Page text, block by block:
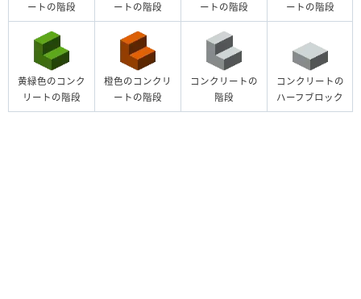
ートの階段
ートの階段
ートの階段
ートの階段
黄緑色のコンク
リートの階段
橙色のコンクリ
ートの階段
コンクリートの
階段
コンクリートの
ハーフブロック